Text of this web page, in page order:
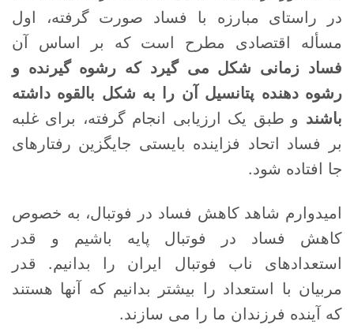
در راستای مبارزه با فساد صورت گرفته، اول
مسأله اقتصادی مطرح است که بر اساس آن
فساد زمانی شکل می گیرد که رشوه گیرنده و
رشوه دهنده پتانسیل آن را به شکل بالقوه داشته
باشند و طبق یک ارزیابی انجام گرفته، برای غلبه
بر فساد اتحاد فزاینده بایستی جایگزین رفتارهای
جا افتاده شود.
امیدوارم شاهد کاهش فساد در فوتبال، به خصوص
کاهش فساد در فوتبال پایه باشیم و قدر
استعدادهای ناب فوتبال ایران را بدانیم. قدر
مربیان با استعداد را بیشتر بدانیم که آنها هستند
که آینده فرزندان ما را می سازند.